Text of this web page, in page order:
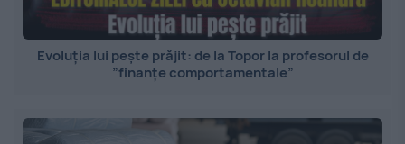
Evoluția lui pește prăjit: de la Topor la profesorul de
”finanțe comportamentale”